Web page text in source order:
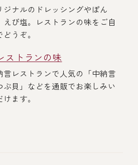
ジナルのドレッシングやぽん
えび塩。レストランの味をご自
うぞ。
ストランの味
言レストランで人気の「中納言
ぶ貝」などを通販でお楽しみい
ます。